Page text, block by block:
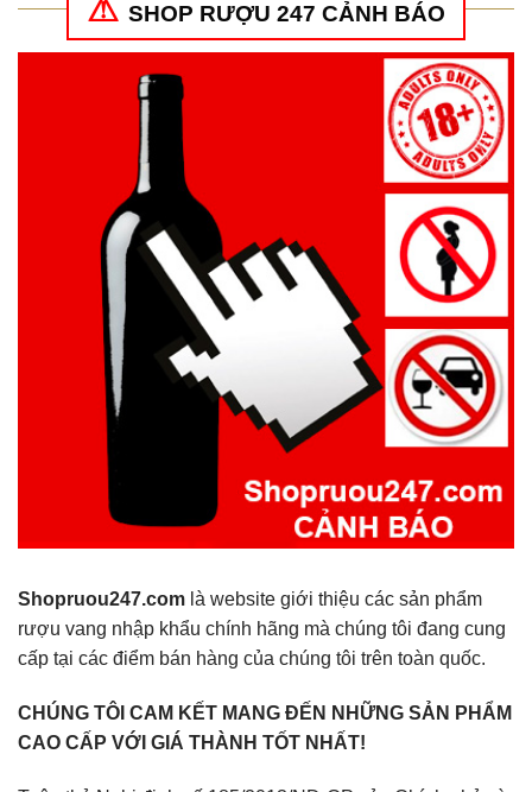
SHOP RƯỢU 247 CẢNH BÁO
Shopruou247.com là website giới thiệu các sản phẩm
rượu vang nhập khẩu chính hãng mà chúng tôi đang cung
cấp tại các điểm bán hàng của chúng tôi trên toàn quốc.
CHÚNG TÔI CAM KẾT MANG ĐẾN NHỮNG SẢN PHẨM
CAO CẤP VỚI GIÁ THÀNH TỐT NHẤT!